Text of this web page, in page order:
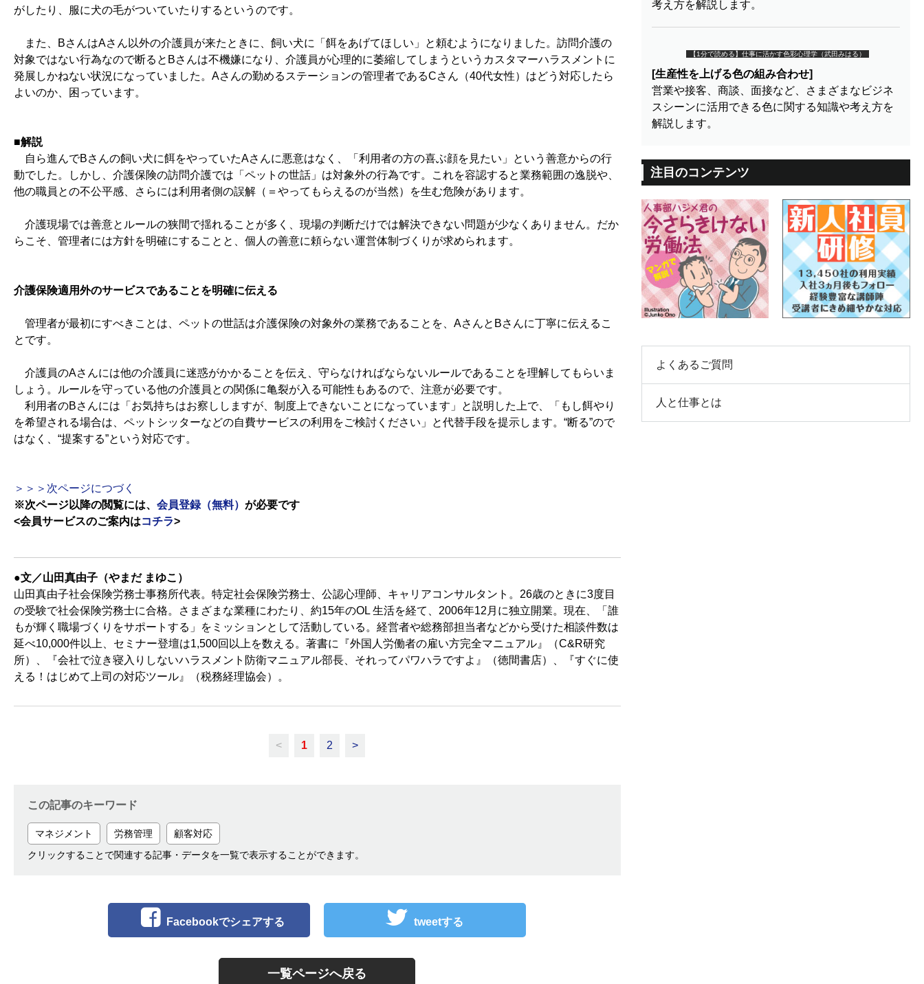
がしたり、服に犬の毛がついていたりするというのです。
また、BさんはAさん以外の介護員が来たときに、飼い犬に「餌をあげてほしい」と頼むようになりました。訪問介護の
対象ではない行為なので断るとBさんは不機嫌になり、介護員が心理的に萎縮してしまうというカスタマーハラスメントに
発展しかねない状況になっていました。Aさんの勤めるステーションの管理者であるCさん（40代女性）はどう対応したら
よいのか、困っています。
■解説
自ら進んでBさんの飼い犬に餌をやっていたAさんに悪意はなく、「利用者の方の喜ぶ顔を見たい」という善意からの行
動でした。しかし、介護保険の訪問介護では「ペットの世話」は対象外の行為です。これを容認すると業務範囲の逸脱や、
他の職員との不公平感、さらには利用者側の誤解（＝やってもらえるのが当然）を生む危険があります。
介護現場では善意とルールの狭間で揺れることが多く、現場の判断だけでは解決できない問題が少なくありません。だか
らこそ、管理者には方針を明確にすることと、個人の善意に頼らない運営体制づくりが求められます。
介護保険適用外のサービスであることを明確に伝える
管理者が最初にすべきことは、ペットの世話は介護保険の対象外の業務であることを、AさんとBさんに丁寧に伝えるこ
とです。
介護員のAさんには他の介護員に迷惑がかかることを伝え、守らなければならないルールであることを理解してもらいま
しょう。ルールを守っている他の介護員との関係に亀裂が入る可能性もあるので、注意が必要です。
利用者のBさんには「お気持ちはお察ししますが、制度上できないことになっています」と説明した上で、「もし餌やり
を希望される場合は、ペットシッターなどの自費サービスの利用をご検討ください」と代替手段を提示します。“断る”ので
はなく、“提案する”という対応です。
＞＞＞次ページにつづく
※次ページ以降の閲覧には、 会員登録（無料） が必要です
<会員サービスのご案内はコチラ>
●文／山田真由子（やまだ まゆこ）
山田真由子社会保険労務士事務所代表。特定社会保険労務士、公認心理師、キャリアコンサルタント。26歳のときに3度目
の受験で社会保険労務士に合格。さまざまな業種にわたり、約15年のOL 生活を経て、2006年12月に独立開業。現在、「誰
もが輝く職場づくりをサポートする」をミッションとして活動している。経営者や総務部担当者などから受けた相談件数は
延べ10,000件以上、セミナー登壇は1,500回以上を数える。著書に『外国人労働者の雇い方完全マニュアル』（C&R研究
所）、『会社で泣き寝入りしないハラスメント防衛マニュアル部長、それってパワハラですよ』（徳間書店）、『すぐに使
える！はじめて上司の対応ツール』（税務経理協会）。
< 1 2 >
この記事のキーワード
マネジメント 労務管理
顧客対応
クリックすることで関連する記事・データを一覧で表示することができます。
Facebookでシェアする tweetする
一覧ページへ戻る
考え方を解説します。
【1分で読める】仕事に活かす色彩心理学（武田みはる）
[生産性を上げる色の組み合わせ]
営業や接客、商談、面接など、さまざまなビジネ
スシーンに活用できる色に関する知識や考え方を
解説します。
注目のコンテンツ
よくあるご質問
人と仕事とは